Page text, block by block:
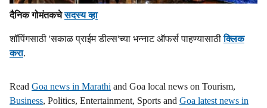
दैनिक गोमंतकचेसदस्य व्हा
शॉपिंगसाठी 'सकाळ प्राईम डील्स'च्या भन्नाट ऑफर्स पाहण्यासाठीक्लिक
करा.
Read Goa news in Marathi and Goa local news on Tourism,
Business, Politics, Entertainment, Sports and Goa latest news in